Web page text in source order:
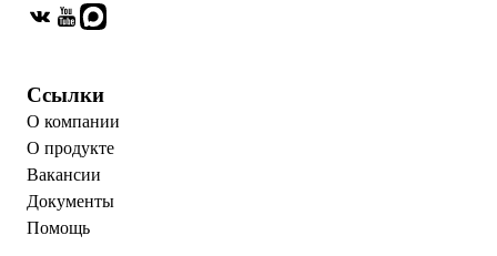
Ссылки
О компании
О продукте
Вакансии
Документы
Помощь